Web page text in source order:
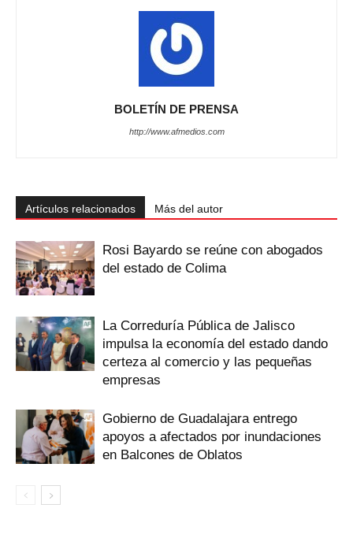
BOLETÍN DE PRENSA
http://www.afmedios.com
Artículos relacionados Más del autor
Rosi Bayardo se reúne con abogados
del estado de Colima
La Correduría Pública de Jalisco
impulsa la economía del estado dando
certeza al comercio y las pequeñas
empresas
Gobierno de Guadalajara entrego
apoyos a afectados por inundaciones
en Balcones de Oblatos